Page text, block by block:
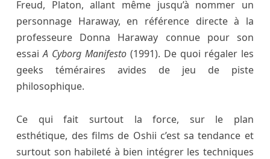
Freud, Platon, allant même jusqu’à nommer un
personnage Haraway, en référence directe à la
professeure Donna Haraway connue pour son
essaiA Cyborg Manifesto(1991). De quoi régaler les
geeks téméraires avides de jeu de piste
philosophique.
Ce qui fait surtout la force, sur le plan
esthétique, des films de Oshii c’est sa tendance et
surtout son habileté à bien intégrer les techniques